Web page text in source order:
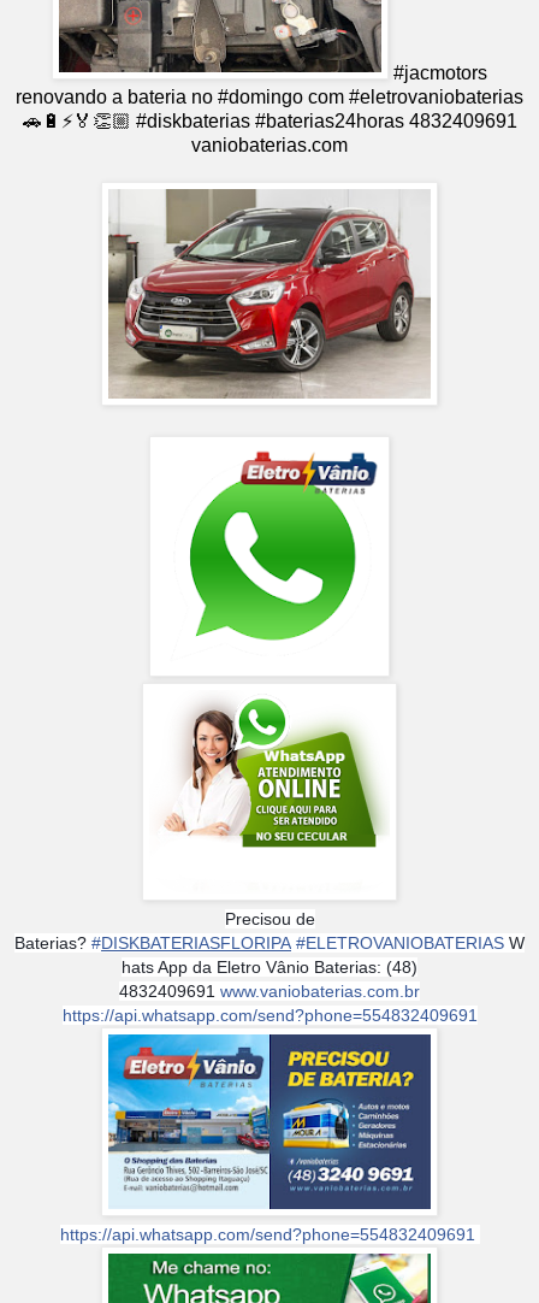
#jacmotors
renovando a bateria no #domingo com #eletrovaniobaterias
🚗🔋⚡️🏅👏🏼 #diskbaterias #baterias24horas 4832409691
vaniobaterias.com
Precisou de
Baterias? #DISKBATERIASFLORIPA #ELETROVANIOBATERIAS W
hats App da Eletro Vânio Baterias: (48)
4832409691 www.vaniobaterias.com.br
https://api.whatsapp.com/send?phone=554832409691
https://api.whatsapp.com/send?phone=554832409691